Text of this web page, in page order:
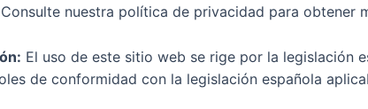
nuestra política de privacidad para obtener
El uso de este sitio web se rige por la legislación
de conformidad con la legislación española